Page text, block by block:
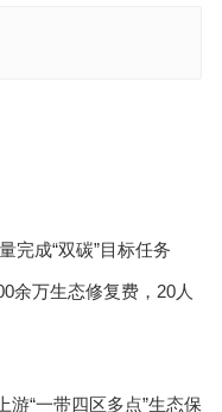
完成“双碳”目标任务
余万生态修复费，20人
“一带四区多点”生态保